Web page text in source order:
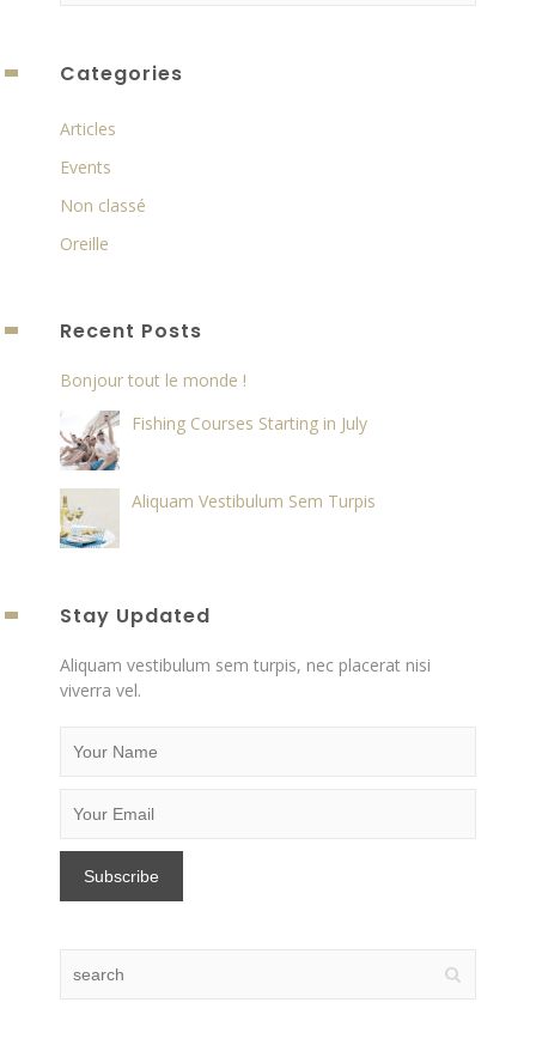
Categories
Articles
Events
Non classé
Oreille
Recent Posts
Bonjour tout le monde !
Fishing Courses Starting in July
Aliquam Vestibulum Sem Turpis
Stay Updated
Aliquam vestibulum sem turpis, nec placerat nisi
viverra vel.